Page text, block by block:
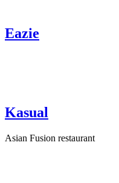
Eazie
Kasual
Asian Fusion restaurant